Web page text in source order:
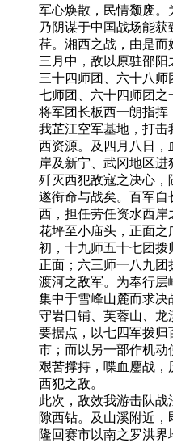
军心焕散，民情颓废。
乃阴谋于中国战场能
荏。湘西之战，由是而
三月中，敌以原驻邵
三十四师团、六十八
七师团、六十四师团之
将军团长板西一朗指挥
我芷江空军基地，打击
西资源。及四月八日
岸及新宁、武冈地区
歼灭西犯敌寇之决心
遂衔命与战矣。百军自
西，担任劳任资水西
花坪至小庙头，正面之
初，十九师五十七团拨
正面；六三师一八九
渡河之敌军。为奉行层
集中于雪峰山麓而求
守岩口铺、芙蓉山、
要据点，以七四军拨
市；而以另一部作机动
艰苦撑持，喋血鏖战
西犯之敌。
此次，敌效我游击队
隙西钻。及山溪附近
隆回赛市以南之罗洪界